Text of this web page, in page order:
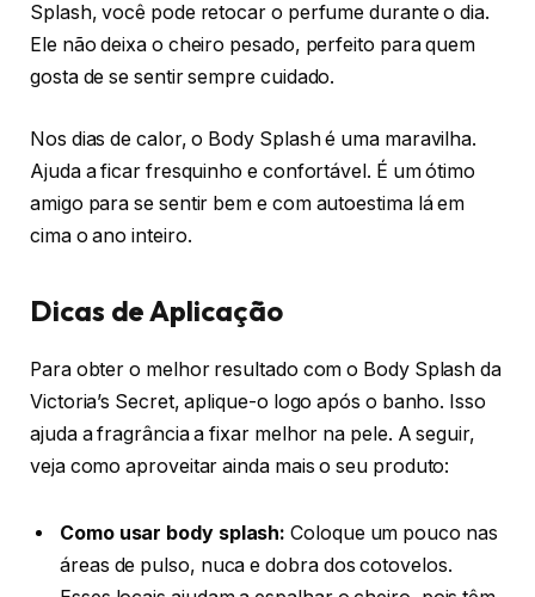
Splash, você pode retocar o perfume durante o dia.
Ele não deixa o cheiro pesado, perfeito para quem
gosta de se sentir sempre cuidado.
Nos dias de calor, o Body Splash é uma maravilha.
Ajuda a ficar fresquinho e confortável. É um ótimo
amigo para se sentir bem e com autoestima lá em
cima o ano inteiro.
Dicas de Aplicação
Para obter o melhor resultado com o Body Splash da
Victoria’s Secret, aplique-o logo após o banho. Isso
ajuda a fragrância a fixar melhor na pele. A seguir,
veja como aproveitar ainda mais o seu produto:
Como usar body splash: Coloque um pouco nas
áreas de pulso, nuca e dobra dos cotovelos.